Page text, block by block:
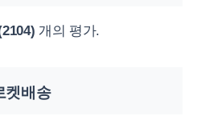
개의 평가.
켓배송